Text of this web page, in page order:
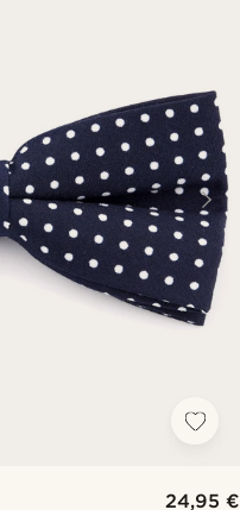
24,95 €